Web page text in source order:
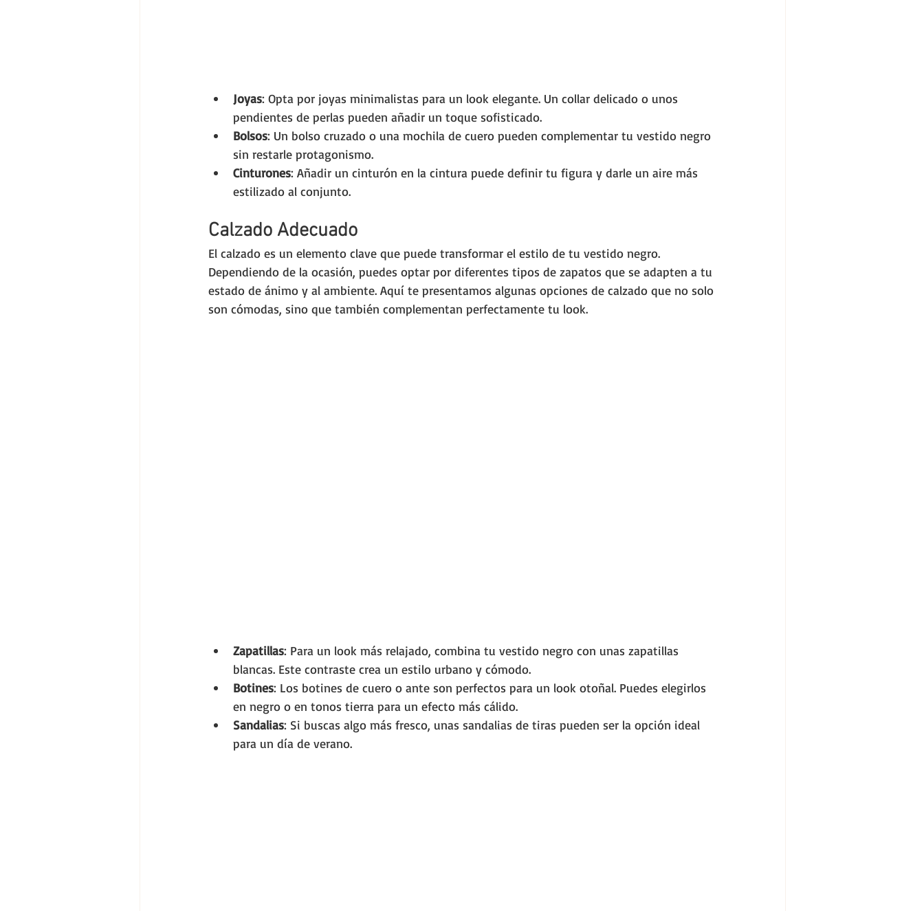
Joyas: Opta por joyas minimalistas para un look elegante. Un collar delicado o unos
pendientes de perlas pueden añadir un toque sofisticado.
Bolsos: Un bolso cruzado o una mochila de cuero pueden complementar tu vestido negro
sin restarle protagonismo.
Cinturones: Añadir un cinturón en la cintura puede definir tu figura y darle un aire más
estilizado al conjunto.
Calzado Adecuado
El calzado es un elemento clave que puede transformar el estilo de tu vestido negro.
Dependiendo de la ocasión, puedes optar por diferentes tipos de zapatos que se adapten a tu
estado de ánimo y al ambiente. Aquí te presentamos algunas opciones de calzado que no solo
son cómodas, sino que también complementan perfectamente tu look.
Zapatillas: Para un look más relajado, combina tu vestido negro con unas zapatillas
blancas. Este contraste crea un estilo urbano y cómodo.
Botines: Los botines de cuero o ante son perfectos para un look otoñal. Puedes elegirlos
en negro o en tonos tierra para un efecto más cálido.
Sandalias: Si buscas algo más fresco, unas sandalias de tiras pueden ser la opción ideal
para un día de verano.